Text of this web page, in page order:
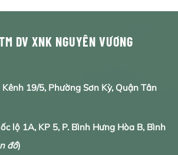
DV XNK NGUYÊN VƯƠNG
19/5, Phường Sơn Kỳ, Quận Tân
lộ 1A, KP 5, P. Bình Hưng Hòa B, Bình
đồ)